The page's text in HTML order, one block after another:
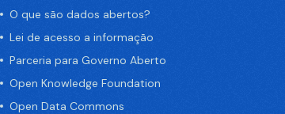
O que são dados abertos?
Lei de acesso a informação
Parceria para Governo Aberto
Open Knowledge Foundation
Open Data Commons